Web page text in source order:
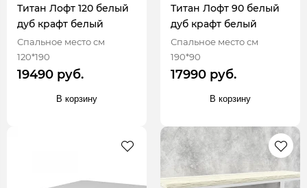
Титан Лофт 120 белый
дуб крафт белый
Спальное место см
120*190
19490 руб.
В корзину
Титан Лофт 90 белый
дуб крафт белый
Спальное место см
190*90
17990 руб.
В корзину